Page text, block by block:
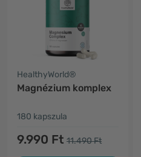
HealthyWorld®
Magnézium komplex
180 kapszula
9.990 Ft 11.490 Ft